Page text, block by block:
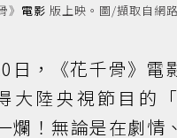
電影 版上映。圖/擷取自網路
日，《花千骨》電
大陸央視節目的
爛！無論是在劇情